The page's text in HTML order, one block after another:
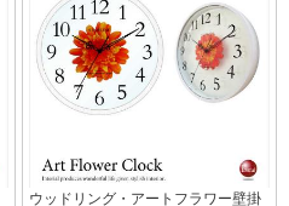
ウッドリング・アートフラワー壁掛